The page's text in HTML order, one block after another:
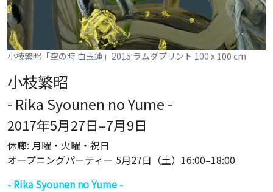
小枝繁昭「空の時 白玉蓮」2015 ラムダプリント 100 x 100 cm
小枝繁昭
- Rika Syounen no Yume -
2017年5月27日–7月9日
休廊: 月曜・火曜・祝日
オープニングパーティー 5月27日（土）16:00–18:00
- Rika Syounen no Yume -